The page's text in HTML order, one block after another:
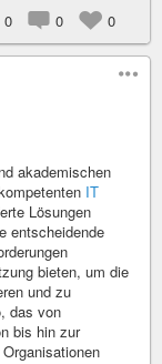
0 0 0
akademischen
IT
Lösungen
entscheidende
bieten, um die
und zu
das von
bis hin zur